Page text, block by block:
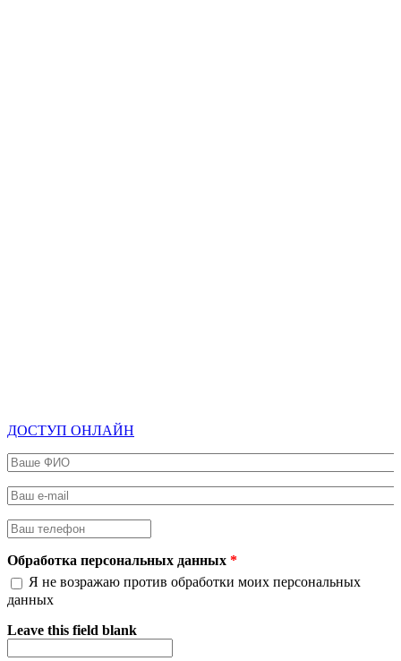
ДОСТУП ОНЛАЙН
Ваше ФИО
Ваш e-mail
Ваш телефон
Обработка персональных данных *
Я не возражаю против обработки моих персональных
данных
Leave this field blank